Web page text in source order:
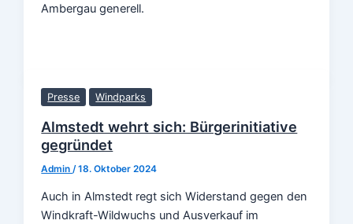
Ambergau generell.
Presse Windparks
Almstedt wehrt sich: Bürgerinitiative
gegründet
Admin /18. Oktober 2024
Auch in Almstedt regt sich Widerstand gegen den
Windkraft-Wildwuchs und Ausverkauf im